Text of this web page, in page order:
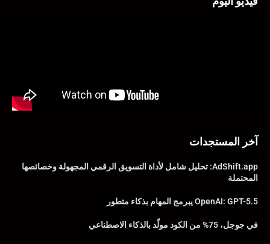
آخر المستجدات
AdShift.app: تحليل شامل لأداة التسويق الرقمي المجهولة وخصائصها
المحتملة
OpenAI: GPT-5.5 يبرمج المهام بذكاء متطور
في جوجل، 75% من الكود مولّد بالذكاء الاصطناعي